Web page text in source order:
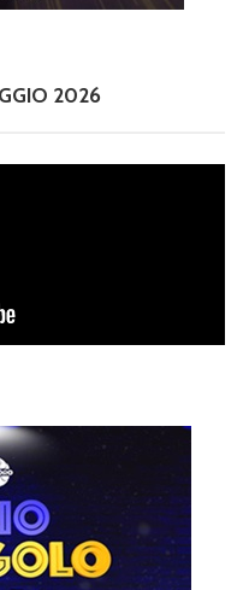
2026